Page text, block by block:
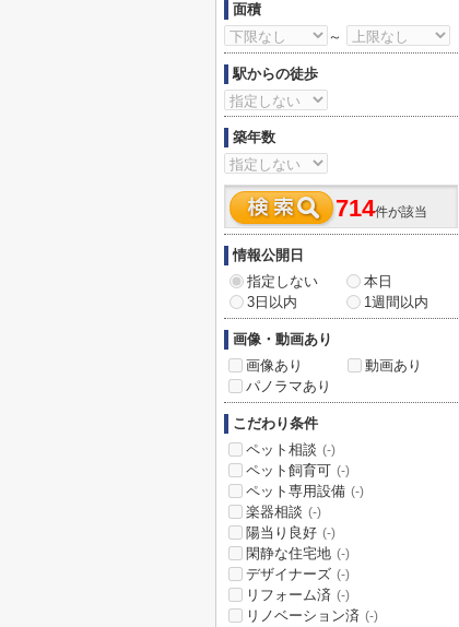
面積
～
駅からの徒歩
築年数
714件が該当
情報公開日
指定しない
本日
3日以内
1週間以内
画像・動画あり
画像あり
動画あり
パノラマあり
こだわり条件
ペット相談 (-)
ペット飼育可 (-)
ペット専用設備 (-)
楽器相談 (-)
陽当り良好 (-)
閑静な住宅地 (-)
デザイナーズ (-)
リフォーム済 (-)
リノベーション済 (-)